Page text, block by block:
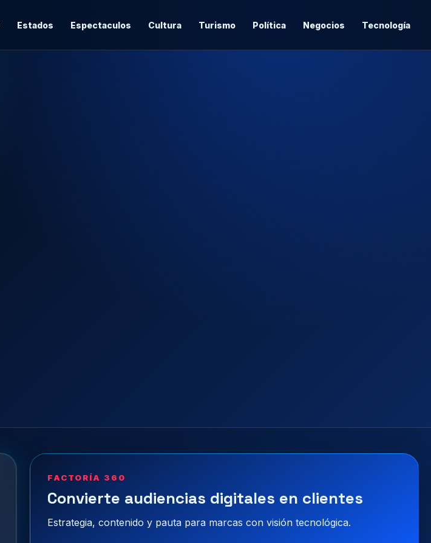
Estados Espectaculos Cultura Turismo Política Negocios Tecnología
FACTORÍA 360
Convierte audiencias digitales en clientes
Estrategia, contenido y pauta para marcas con visión tecnológica.